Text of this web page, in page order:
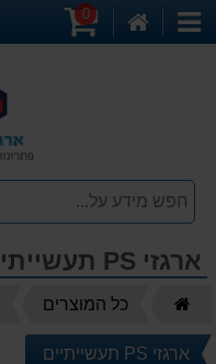
קטגוריות
0
ארגזי PS תעשייתיים
כל המוצרים
ארגזי PS תעשייתיים